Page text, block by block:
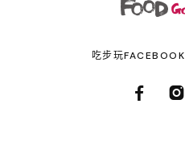
吃步玩FACEBOOK